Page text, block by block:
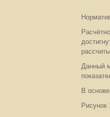
Данный
В
Рисунок